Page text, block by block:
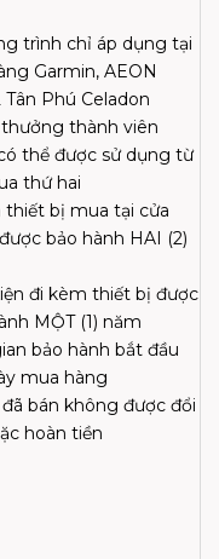
trình chỉ áp dụng tại
Garmin, AEON
Tân Phú Celadon
thành viên
thể được sử dụng từ
thứ hai
thiết bị mua tại cửa
bảo hành HAI (2)
đi kèm thiết bị được
MỘT (1) năm
bảo hành bắt đầu
mua hàng
bán không được đổi
hoàn tiền